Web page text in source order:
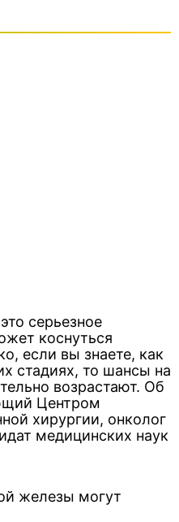
серьезное
коснуться
если вы знаете, как
стадиях, то шансы на
возрастают. Об
Центром
хирургии, онколог
медицинских наук
железы могут